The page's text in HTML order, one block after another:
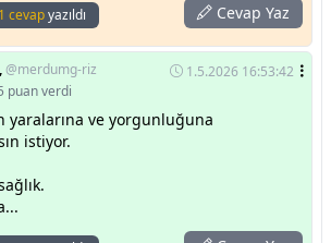
1 cevapyazıldı Cevap Yaz
@merdumg-riz
1.5.2026 16:53:42
puan verdi
yaralarına ve yorgunluğuna
istiyor.